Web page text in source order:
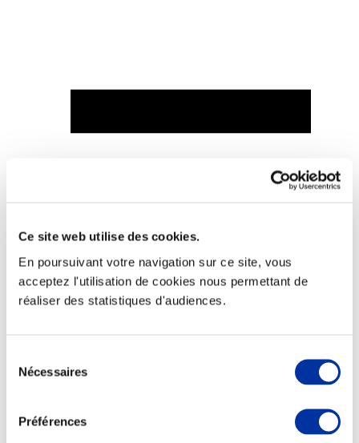
Ce site web utilise des cookies.
En poursuivant votre navigation sur ce site, vous
acceptez l'utilisation de cookies nous permettant de
réaliser des statistiques d'audiences.
Nécessaires
Préférences
Economie de ressources
Bien-être, Protection et Santé des animaux